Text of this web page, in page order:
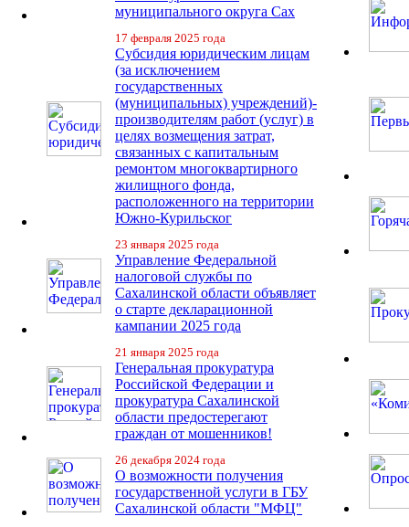
муниципального округа Сах
17 февраля 2025 года
Субсидия юридическим лицам
(за исключением
государственных
(муниципальных) учреждений)-
производителям работ (услуг) в
целях возмещения затрат,
связанных с капитальным
ремонтом многоквартирного
жилищного фонда,
расположенного на территории
Южно-Курильског
23 января 2025 года
Управление Федеральной
налоговой службы по
Сахалинской области объявляет
о старте декларационной
кампании 2025 года
21 января 2025 года
Генеральная прокуратура
Российской Федерации и
прокуратура Сахалинской
области предостерегают
граждан от мошенников!
26 декабря 2024 года
О возможности получения
государственной услуги в ГБУ
Сахалинской области "МФЦ"